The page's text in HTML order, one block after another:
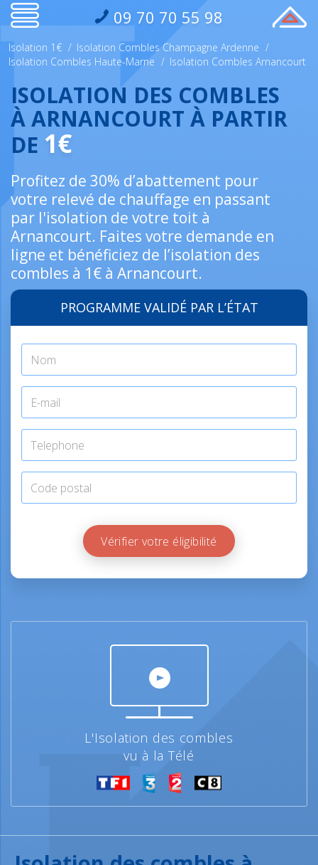
09 70 70 55 98
Isolation 1€ / Isolation Combles Champagne Ardenne /
Isolation Combles Haute-Marne / Isolation Combles Arnancourt
ISOLATION DES COMBLES
À ARNANCOURT À PARTIR
DE 1€
Profitez de 30% d’abattement pour
votre relevé de chauffage en passant
par l'isolation de votre toit à
Arnancourt. Faites votre demande en
ligne et bénéficiez de l’isolation des
combles à 1€ à Arnancourt.
PROGRAMME VALIDÉ PAR L’ÉTAT
Vérifier votre éligibilité
L'Isolation des combles
vu à la Télé